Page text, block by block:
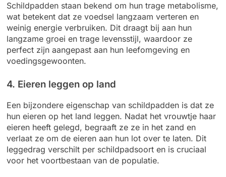
Schildpadden staan bekend om hun trage metabolisme,
wat betekent dat ze voedsel langzaam verteren en
weinig energie verbruiken. Dit draagt bij aan hun
langzame groei en trage levensstijl, waardoor ze
perfect zijn aangepast aan hun leefomgeving en
voedingsgewoonten.
4. Eieren leggen op land
Een bijzondere eigenschap van schildpadden is dat ze
hun eieren op het land leggen. Nadat het vrouwtje haar
eieren heeft gelegd, begraaft ze ze in het zand en
verlaat ze om de eieren aan hun lot over te laten. Dit
leggedrag verschilt per schildpadsoort en is cruciaal
voor het voortbestaan van de populatie.